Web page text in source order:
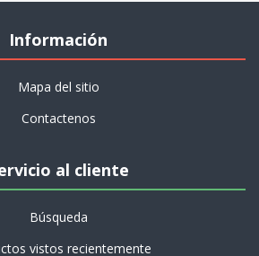
Información
Mapa del sitio
Contactenos
al cliente
Búsqueda
vistos recientemente